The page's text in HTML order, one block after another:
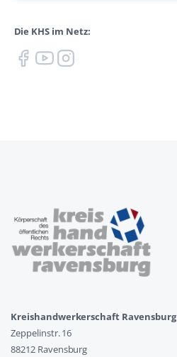
Die KHS im Netz:
Kreishandwerkerschaft Ravensburg
Zeppelinstr. 16
88212 Ravensburg